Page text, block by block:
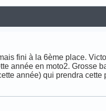
fini à la 6ème place.
année en moto2. Grosse
année) qui prendra cette